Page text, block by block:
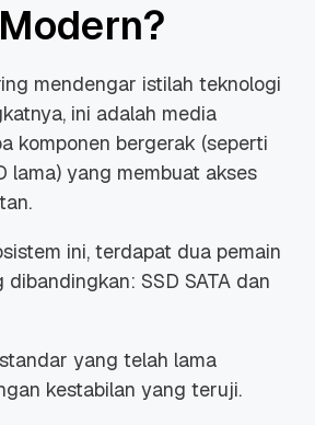
mendengar istilah teknologi
ini adalah media
komponen bergerak (seperti
lama) yang membuat akses
ini, terdapat dua pemain
SSD SATA dan
yang telah lama
kestabilan yang teruji.